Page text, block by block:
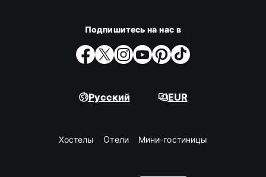
Подпишитесь на нас в
Русский EUR
Хостелы Oтели Мини-гостиницы